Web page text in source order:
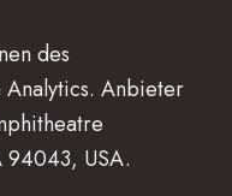
des
Analytics. Anbieter
94043, USA.